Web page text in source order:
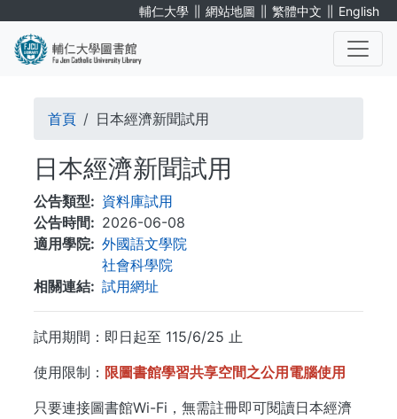
輔仁大學 ∥ 網站地圖 ∥ 繁體中文 ∥ English
導
連
結
首頁 日本經濟新聞試用
日本經濟新聞試用
公告類型
資料庫試用
公告時間
2026-06-08
適用學院
外國語文學院
社會科學院
相關連結
試用網址
試用期間：即日起至 115/6/25 止
使用限制： 限圖書館學習共享空間之公用電腦使用
只要連接圖書館Wi-Fi，無需註冊即可閱讀日本經濟